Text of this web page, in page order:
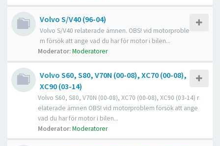
Volvo S/V40 (96-04)
Volvo S/V40 relaterade ämnen. OBS! vid motorproble
m försök att ange vad du har för motor i bilen...
Moderator:Moderatorer
Volvo S60, S80, V70N (00-08), XC70 (00-08),
XC90 (03-14)
Volvo S60, S80, V70N (00-08), XC70 (00-08), XC90 (03-14) r
elaterade ämnen OBS! vid motorproblem försök att ange
vad du har för motor i bilen...
Moderator:Moderatorer